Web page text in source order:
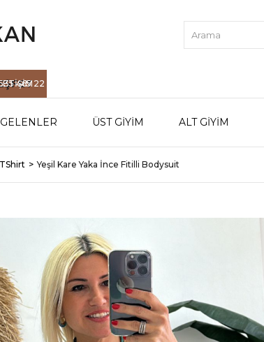
465 22
ÜST GİYİM ALT GİYİM
TShirt Yeşil Kare Yaka İnce Fitilli Bodysuit